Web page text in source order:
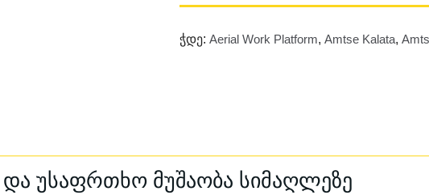
ელექტროძრავიანი მოდელები
სამუშაოებისთვის — ისინი
გამონაბოლქვს და აღჭურვილია
Ჭდე: Aerial Work Platform, Amtse Kalata,
უსაფრთხო მუშაობა სიმაღლეზე